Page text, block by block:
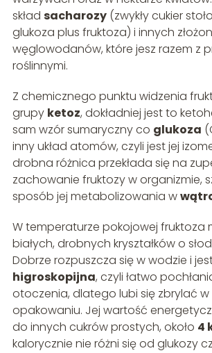
skład sacharozy(zwykły cukier
glukoza plus fruktoza) i innych
węglowodanów, które jesz razem z
roślinnymi.
Z chemicznego punktu widzenia
grupy ketoz, dokładniej jest to
sam wzór sumaryczny co glukoza
inny układ atomów, czyli jest jej
drobna różnica przekłada się na
zachowanie fruktozy w organizmie,
sposób jej metabolizowania w
W temperaturze pokojowej fruktoza
białych, drobnych kryształków o
Dobrze rozpuszcza się w wodzie i
higroskopijna, czyli łatwo
otoczenia, dlatego lubi się zbrylać
opakowaniu. Jej wartość
do innych cukrów prostych, około 4
kalorycznie nie różni się od glukozy